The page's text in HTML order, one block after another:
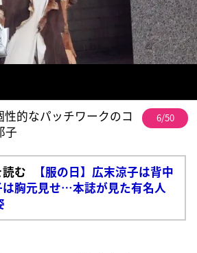
性的なパッチワークのコ
子
6/50
む
【服の日】広末涼子は背中
は胸元見せ…本誌が見た有名人